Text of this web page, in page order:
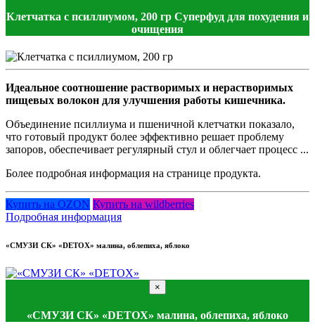
Клетчатка с псиллиумом, 200 гр Суперфуд для похудения и
очищения
Идеальное соотношение растворимых и нерастворимых
пищевых волокон для улучшения работы кишечника.
Объединение псиллиума и пшеничной клетчатки показало,
что готовый продукт более эффективно решает проблему
запоров, обеспечивает регулярный стул и облегчает процесс ...
Более подробная информация на странице продукта.
Купить на OZON Купить на wildberries
Подробная информация
«СМУЗИ СК» «DETOX» малина, облепиха, яблоко
×
«СМУЗИ СК» «DETOX» малина, облепиха, яблоко